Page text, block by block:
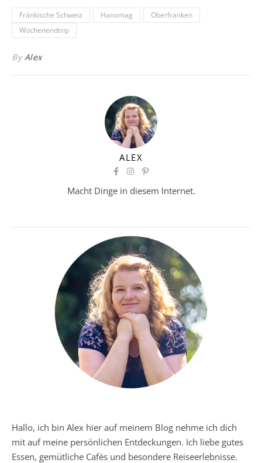
Fränkische Schweiz Hanomag
Oberfranken
Wochenendtrip
By Alex
ALEX
Macht Dinge in diesem Internet.
Hallo, ich bin Alex hier auf meinem Blog nehme ich dich
mit auf meine persönlichen Entdeckungen. Ich liebe gutes
Essen, gemütliche Cafés und besondere Reiseerlebnisse.